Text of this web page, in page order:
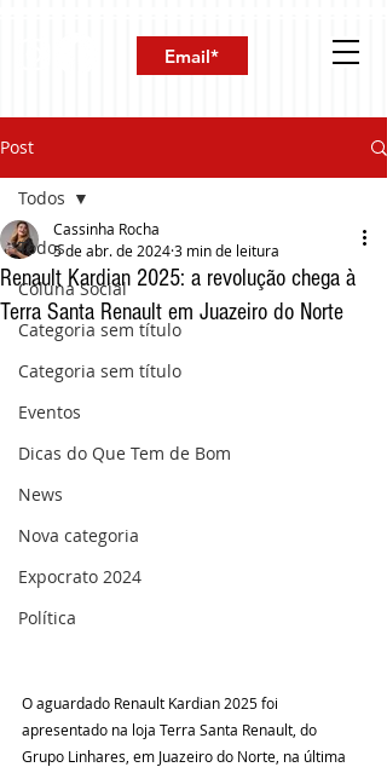
Post
Todos
Coluna Social
Categoria sem título
Categoria sem título
Eventos
Dicas do Que Tem de Bom
News
Nova categoria
Expocrato 2024
Política
Todos
Renault Kardian 2025: a revolução chega à
Terra Santa Renault em Juazeiro do Norte
Cassinha Rocha
5 de abr. de 20243 min de leitura
O aguardado Renault Kardian 2025 foi
apresentado na loja Terra Santa Renault, do
Grupo Linhares, em Juazeiro do Norte, na última